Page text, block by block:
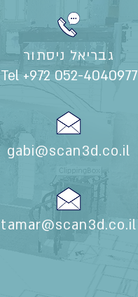
גבריאל ניסתור
Tel +972 052-4040977
gabi@scan3d.co.il
tamar@scan3d.co.il